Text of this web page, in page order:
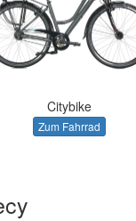
Citybike
Zum Fahrrad